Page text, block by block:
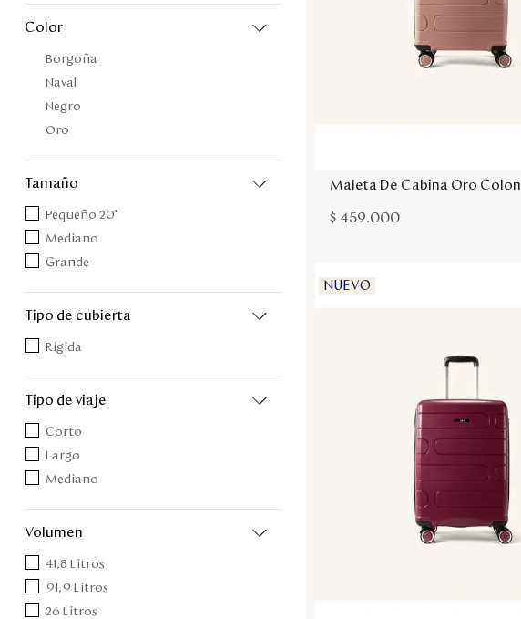
color
Borgoña
Naval
Negro
Oro
tamaño
Pequeño 20"
Mediano
Grande
tipo de cubierta
Rígida
tipo de viaje
Corto
Largo
Mediano
volumen
41,8 Litros
91,9 Litros
26 Litros
Maleta De Cabina Oro Colon
$ 459.000
NUEVO